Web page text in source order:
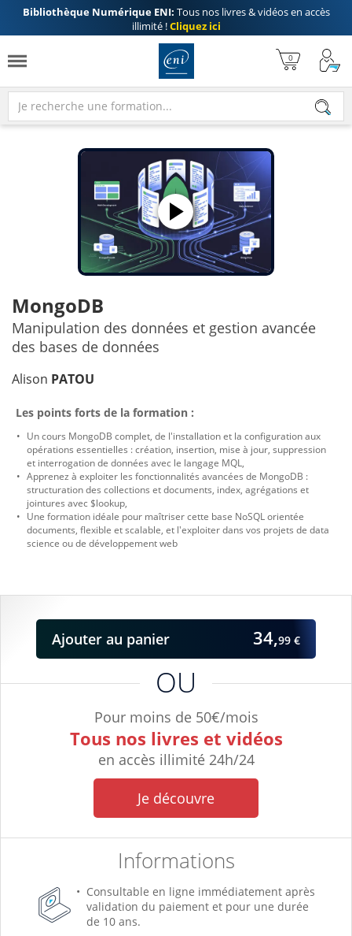
Bibliothèque Numérique ENI: Tous nos livres & vidéos en accès
illimité !Cliquez ici
MongoDB
Manipulation des données et gestion avancée
des bases de données
Alison PATOU
OU
Pour moins de 50€/mois
Tous nos livres et vidéos
en accès illimité 24h/24
Je découvre
Informations
Consultable en ligne immédiatement après
validation du paiement et pour une durée
de 10 ans.
Ajouter au panier 34,99 €
Les points forts de la formation :
Un cours MongoDB complet, de l'installation et la configuration aux
opérations essentielles : création, insertion, mise à jour, suppression
et interrogation de données avec le langage MQL,
Apprenez à exploiter les fonctionnalités avancées de MongoDB :
structuration des collections et documents, index, agrégations et
jointures avec $lookup,
Une formation idéale pour maîtriser cette base NoSQL orientée
documents, flexible et scalable, et l'exploiter dans vos projets de data
science ou de développement web